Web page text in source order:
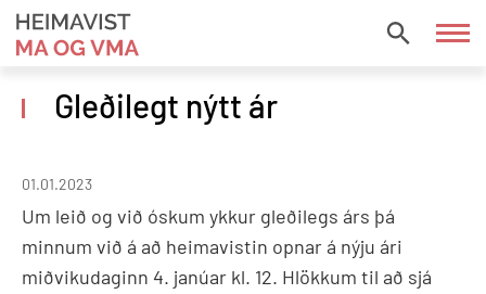
Fara
í
Gleðilegt nýtt ár
01.01.2023
Um leið og við óskum ykkur gleðilegs árs þá
minnum við á að heimavistin opnar á nýju ári
miðvikudaginn 4. janúar kl. 12. Hlökkum til að sjá